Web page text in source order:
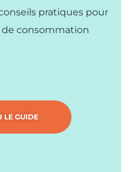
pratiques pour
consommation
LE GUIDE